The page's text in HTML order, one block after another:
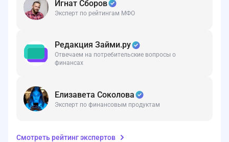
Игнат Сборов
Эксперт по рейтингам МФО
Редакция Займи.ру
Отвечаем на потребительские вопросы о
финансах
Елизавета Соколова
Эксперт по финансовым продуктам
Смотретьрейтинг экспертов